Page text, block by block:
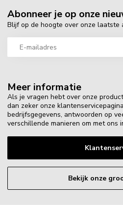
Meer informatie
Als je vragen hebt over onze
dan zeker onze
bedrijfsgegevens, antwoorden op
verschillende manieren om met ons
Bekijk onze
Abonneer je op onze
Blijf op de hoogte over onze laatste